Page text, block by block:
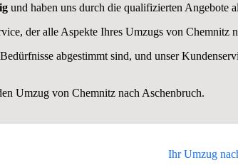
und haben uns durch die qualifizierten Angebote
der alle Aspekte Ihres Umzugs von
abgestimmt sind, und unser
Umzug von Chemnitz nach Aschenbruch.
Ihr Umzug